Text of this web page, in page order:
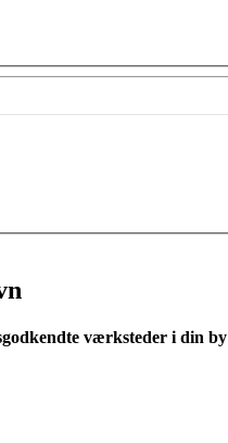
værksteder i din by